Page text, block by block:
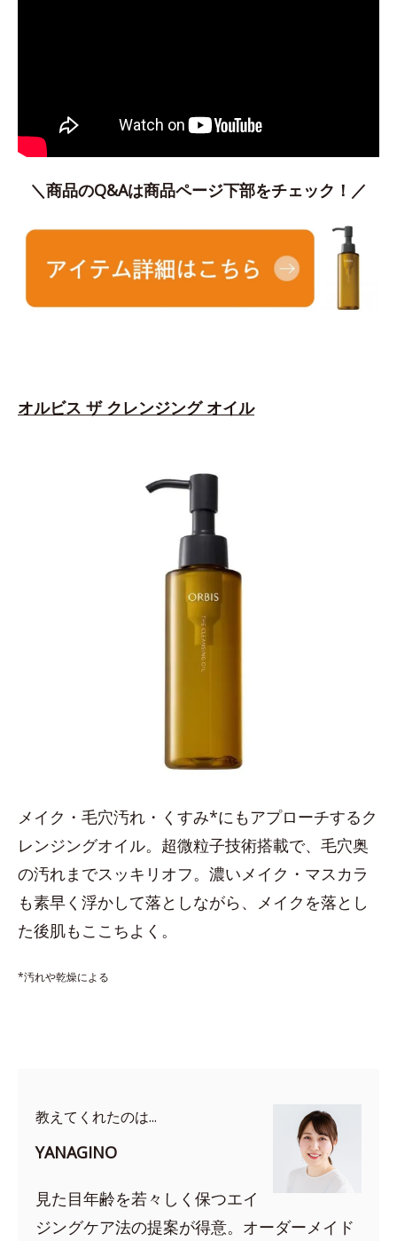
＼商品のQ&Aは商品ページ下部をチェック！／
オルビス ザ クレンジング オイル
メイク・毛穴汚れ・くすみ*にもアプローチするク
レンジングオイル。超微粒子技術搭載で、毛穴奥
の汚れまでスッキリオフ。濃いメイク・マスカラ
も素早く浮かして落としながら、メイクを落とし
た後肌もここちよく。
*汚れや乾燥による
教えてくれたのは...
YANAGINO
見た目年齢を若々しく保つエイ
ジングケア法の提案が得意。オーダーメイド